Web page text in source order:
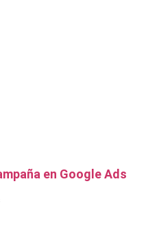
en Google Ads